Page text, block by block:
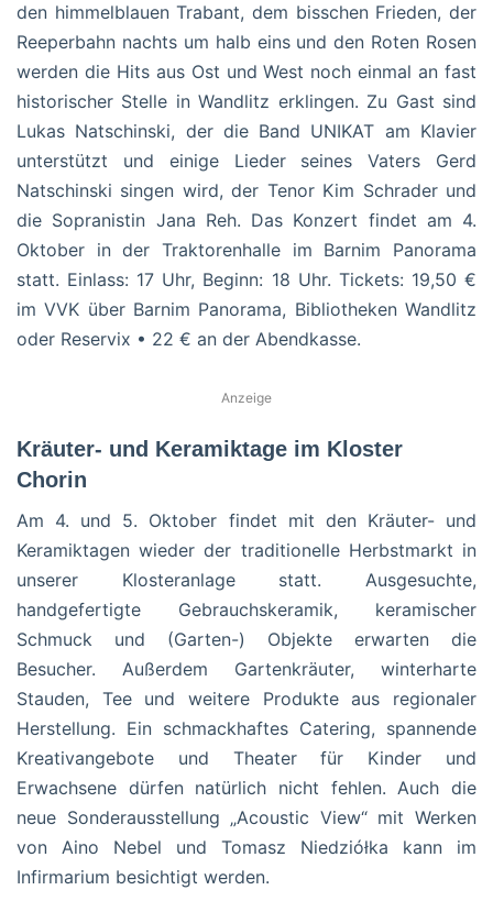
den himmelblauen Trabant, dem bisschen Frieden, der
Reeperbahn nachts um halb eins und den Roten Rosen
werden die Hits aus Ost und West noch einmal an fast
historischer Stelle in Wandlitz erklingen. Zu Gast sind
Lukas Natschinski, der die Band UNIKAT am Klavier
unterstützt und einige Lieder seines Vaters Gerd
Natschinski singen wird, der Tenor Kim Schrader und
die Sopranistin Jana Reh. Das Konzert findet am 4.
Oktober in der Traktorenhalle im Barnim Panorama
statt. Einlass: 17 Uhr, Beginn: 18 Uhr. Tickets: 19,50 €
im VVK über Barnim Panorama, Bibliotheken Wandlitz
oder Reservix • 22 € an der Abendkasse.
Anzeige
Kräuter- und Keramiktage im Kloster
Chorin
Am 4. und 5. Oktober findet mit den Kräuter- und
Keramiktagen wieder der traditionelle Herbstmarkt in
unserer Klosteranlage statt. Ausgesuchte,
handgefertigte Gebrauchskeramik, keramischer
Schmuck und (Garten-) Objekte erwarten die
Besucher. Außerdem Gartenkräuter, winterharte
Stauden, Tee und weitere Produkte aus regionaler
Herstellung. Ein schmackhaftes Catering, spannende
Kreativangebote und Theater für Kinder und
Erwachsene dürfen natürlich nicht fehlen. Auch die
neue Sonderausstellung „Acoustic View“ mit Werken
von Aino Nebel und Tomasz Niedziółka kann im
Infirmarium besichtigt werden.